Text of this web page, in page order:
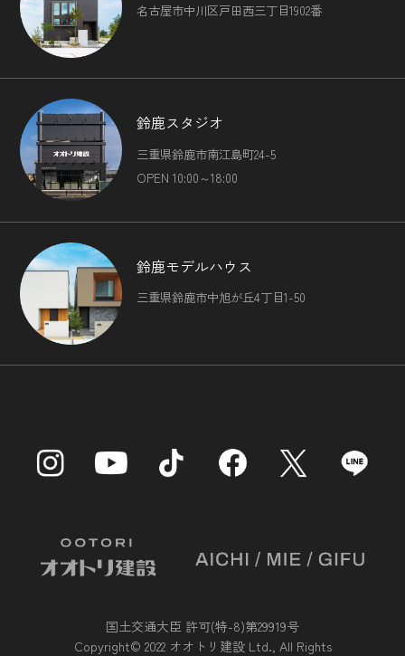
名古屋市中川区戸田西三丁目1902番
鈴鹿スタジオ
三重県鈴鹿市南江島町24-5
OPEN 10:00～18:00
鈴鹿モデルハウス
三重県鈴鹿市中旭が丘4丁目1-50
国土交通大臣 許可(特-8)第29919号
Copyright© 2022 オオトリ建設 Ltd., All Rights